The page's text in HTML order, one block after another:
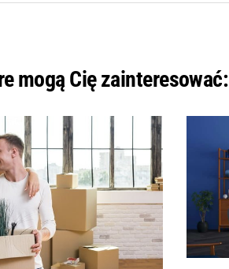
mogą Cię zainteresować: